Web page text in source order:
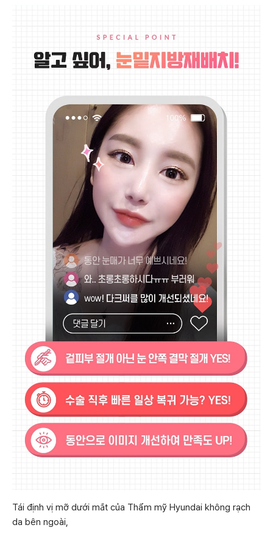
Tái định vị mỡ dưới mắt của Thẩm mỹ Hyundai không rạch
da bên ngoài,